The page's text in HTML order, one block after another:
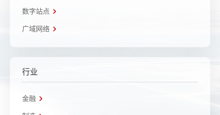
数字站点
广域网络
行业
金融